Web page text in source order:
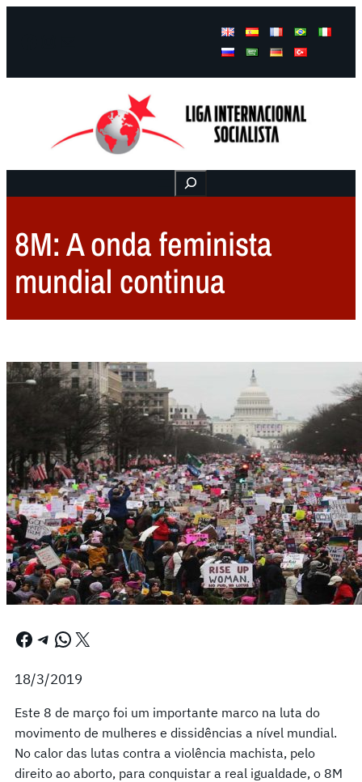
Buscar
8M: A onda feminista
mundial continua
Facebook Telegram WhatsApp X
18/3/2019
Este 8 de março foi um importante marco na luta do
movimento de mulheres e dissidências a nível mundial.
No calor das lutas contra a violência machista, pelo
direito ao aborto, para conquistar a real igualdade, o 8M